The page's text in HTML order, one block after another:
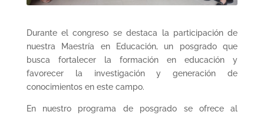
Durante el congreso se destaca la participación de
nuestra Maestría en Educación, un posgrado que
busca fortalecer la formación en educación y
favorecer la investigación y generación de
conocimientos en este campo.
En nuestro programa de posgrado se ofrece al